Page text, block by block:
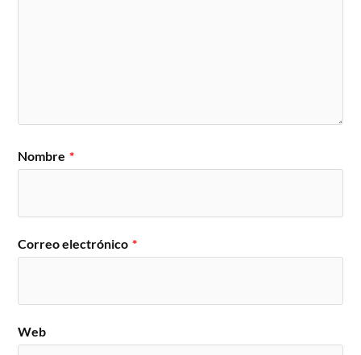
Nombre *
Correo electrónico *
Web